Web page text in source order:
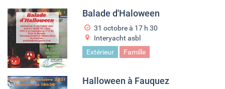
Balade d'Haloween
31 octobre à 17 h 30
Interyacht asbl
Extérieur
Famille
Halloween à Fauquez